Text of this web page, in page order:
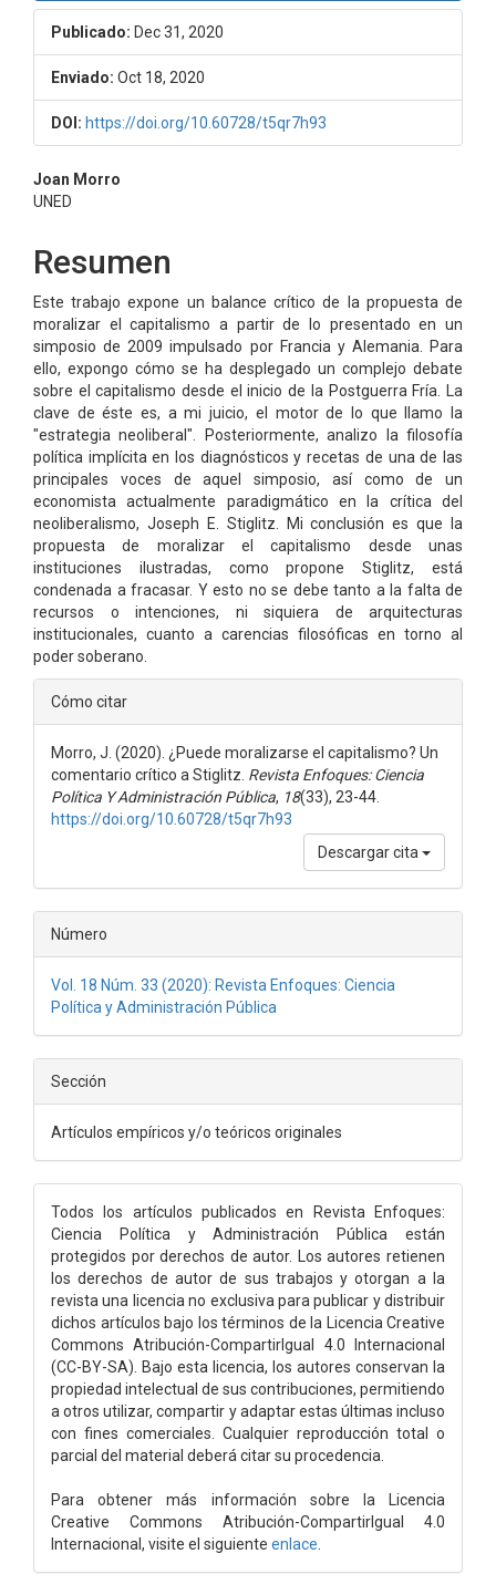
Publicado: Dec 31, 2020
Enviado: Oct 18, 2020
DOI: https://doi.org/10.60728/t5qr7h93
Contenido
del
artículo
Joan Morro
UNED
Resumen
Este trabajo expone un balance crítico de la propuesta de
moralizar el capitalismo a partir de lo presentado en un
simposio de 2009 impulsado por Francia y Alemania. Para
ello, expongo cómo se ha desplegado un complejo debate
sobre el capitalismo desde el inicio de la Postguerra Fría. La
clave de éste es, a mi juicio, el motor de lo que llamo la
"estrategia neoliberal". Posteriormente, analizo la filosofía
política implícita en los diagnósticos y recetas de una de las
principales voces de aquel simposio, así como de un
economista actualmente paradigmático en la crítica del
neoliberalismo, Joseph E. Stiglitz. Mi conclusión es que la
propuesta de moralizar el capitalismo desde unas
instituciones ilustradas, como propone Stiglitz, está
condenada a fracasar. Y esto no se debe tanto a la falta de
recursos o intenciones, ni siquiera de arquitecturas
institucionales, cuanto a carencias filosóficas en torno al
poder soberano.
Detalles
del
artículo
Cómo citar
Morro, J. (2020). ¿Puede moralizarse el capitalismo? Un
comentario crítico a Stiglitz. Revista Enfoques: Ciencia
Política Y Administración Pública, 18(33), 23-44.
https://doi.org/10.60728/t5qr7h93
Descargar cita
Número
Vol. 18 Núm. 33 (2020): Revista Enfoques: Ciencia
Política y Administración Pública
Sección
Artículos empíricos y/o teóricos originales
Todos los artículos publicados en Revista Enfoques:
Ciencia Política y Administración Pública están
protegidos por derechos de autor. Los autores retienen
los derechos de autor de sus trabajos y otorgan a la
revista una licencia no exclusiva para publicar y distribuir
dichos artículos bajo los términos de la Licencia Creative
Commons Atribución-CompartirIgual 4.0 Internacional
(CC-BY-SA). Bajo esta licencia, los autores conservan la
propiedad intelectual de sus contribuciones, permitiendo
a otros utilizar, compartir y adaptar estas últimas incluso
con fines comerciales. Cualquier reproducción total o
parcial del material deberá citar su procedencia.
Para obtener más información sobre la Licencia
Creative Commons Atribución-CompartirIgual 4.0
Internacional, visite el siguiente enlace